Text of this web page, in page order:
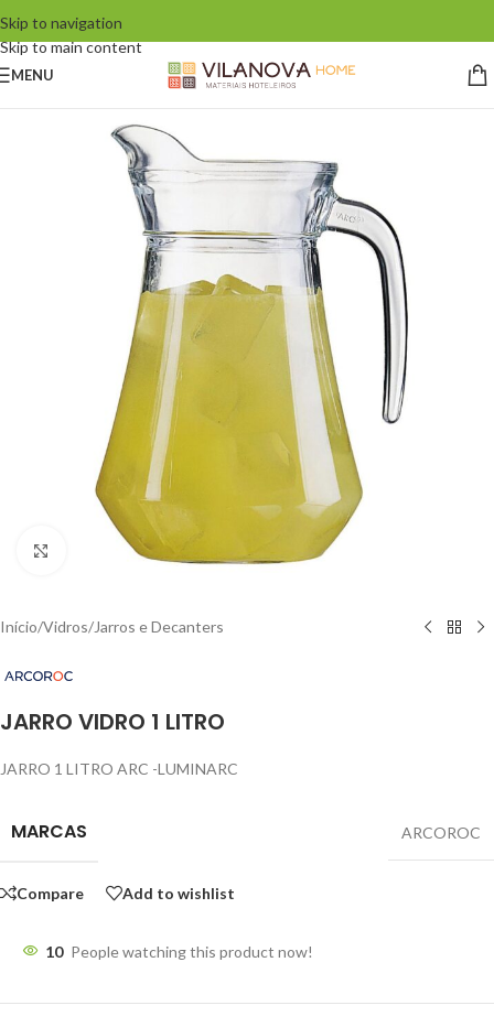
Skip to navigation
Skip to main content
MENU
Click to enlarge
Início/Vidros/Jarros e Decanters
JARRO VIDRO 1 LITRO
JARRO 1 LITRO ARC -LUMINARC
MARCAS ARCOROC
Compare Add to wishlist
10 People watching this product now!